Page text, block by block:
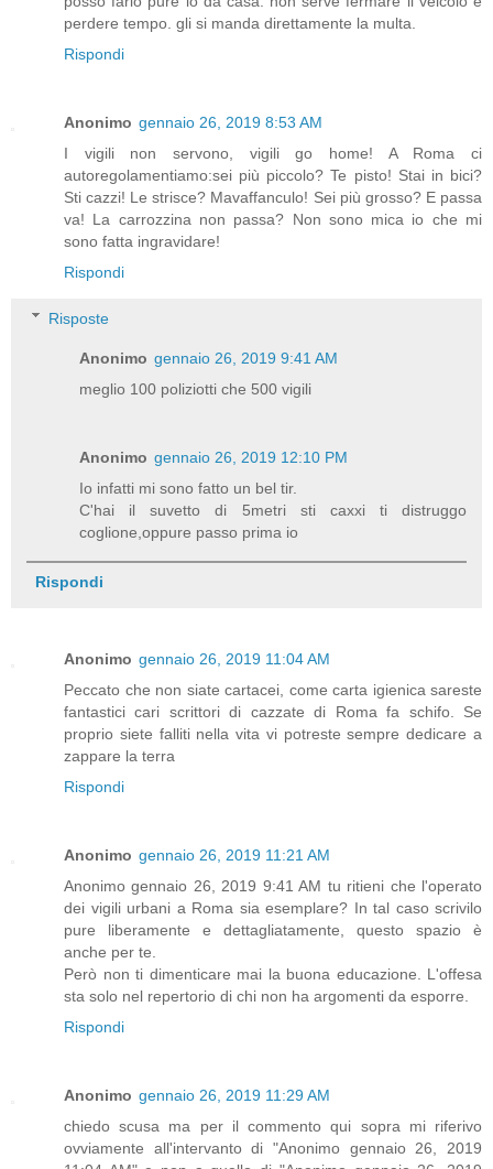
perdere tempo. gli si manda direttamente la multa.
Rispondi
Anonimo gennaio 26, 2019 8:53 AM
I vigili non servono, vigili go home! A Roma ci
autoregolamentiamo:sei più piccolo? Te pisto! Stai in bici?
Sti cazzi! Le strisce? Mavaffanculo! Sei più grosso? E passa
va! La carrozzina non passa? Non sono mica io che mi
sono fatta ingravidare!
Rispondi
Risposte
Anonimo gennaio 26, 2019 9:41 AM
meglio 100 poliziotti che 500 vigili
Anonimo gennaio 26, 2019 12:10 PM
Io infatti mi sono fatto un bel tir.
C'hai il suvetto di 5metri sti caxxi ti distruggo
coglione,oppure passo prima io
Rispondi
Anonimo gennaio 26, 2019 11:04 AM
Peccato che non siate cartacei, come carta igienica sareste
fantastici cari scrittori di cazzate di Roma fa schifo. Se
proprio siete falliti nella vita vi potreste sempre dedicare a
zappare la terra
Rispondi
Anonimo gennaio 26, 2019 11:21 AM
Anonimo gennaio 26, 2019 9:41 AM tu ritieni che l'operato
dei vigili urbani a Roma sia esemplare? In tal caso scrivilo
pure liberamente e dettagliatamente, questo spazio è
anche per te.
Però non ti dimenticare mai la buona educazione. L'offesa
sta solo nel repertorio di chi non ha argomenti da esporre.
Rispondi
Anonimo gennaio 26, 2019 11:29 AM
chiedo scusa ma per il commento qui sopra mi riferivo
ovviamente all'intervanto di "Anonimo gennaio 26, 2019